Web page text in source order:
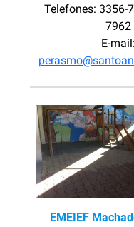
Telefones: 3356-
7962
E-mail:
EMEIEF